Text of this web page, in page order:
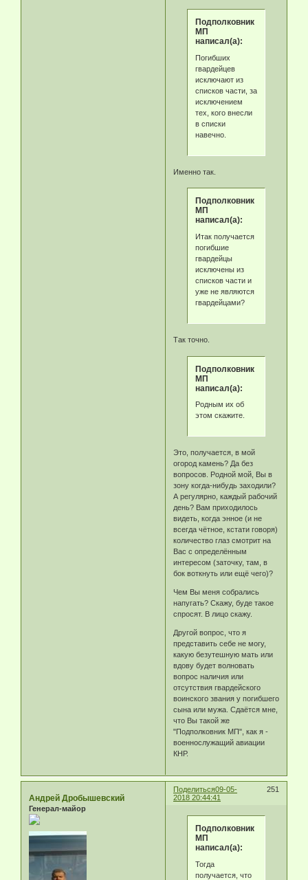
Подполковник
МП
написал(а):
Погибших
гвардейцев
исключают из
списков части, за
исключением
тех, кого внесли
в списки
навечно.
Именно так.
Подполковник
МП
написал(а):
Итак получается
погибшие
гвардейцы
исключены из
списков части и
уже не являются
гвардейцами?
Так точно.
Подполковник
МП
написал(а):
Родным их об
этом скажите.
Это, получается, в мой
огород камень? Да без
вопросов. Родной мой, Вы в
зону когда-нибудь заходили?
А регулярно, каждый рабочий
день? Вам приходилось
видеть, когда энное (и не
всегда чётное, кстати говоря)
количество глаз смотрит на
Вас с определённым
интересом (заточку, там, в
бок воткнуть или ещё чего)?
Чем Вы меня собрались
напугать? Скажу, буде такое
спросят. В лицо скажу.
Другой вопрос, что я
представить себе не могу,
какую безутешную мать или
вдову будет волновать
вопрос наличия или
отсутствия гвардейского
воинского звания у погибшего
сына или мужа. Сдаётся мне,
что Вы такой же
"Подполковник МП", как я -
военнослужащий авиации
КНР.
Поделиться 251
09-05-
2018 20:44:41
Андрей Дробышевский
Генерал-майор
Подполковник
МП
написал(а):
Тогда
получается, что